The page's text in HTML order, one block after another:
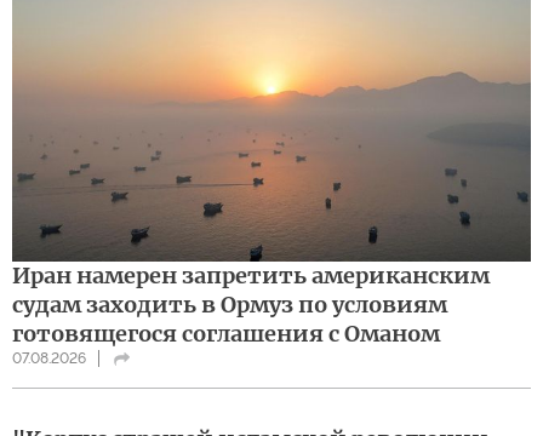
Иран намерен запретить американским
судам заходить в Ормуз по условиям
готовящегося соглашения с Оманом
07.08.2026